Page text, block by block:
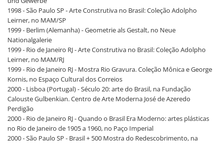
1998 - São Paulo SP - Arte Construtiva no Brasil: Coleção Adolpho
Leirner, no MAM/SP
1999 - Berlim (Alemanha) - Geometrie als Gestalt, no Neue
Nationalgalerie
1999 - Rio de Janeiro RJ - Arte Construtiva no Brasil: Coleção Adolpho
Leirner, no MAM/RJ
1999 - Rio de Janeiro RJ - Mostra Rio Gravura. Coleção Mônica e George
Kornis, no Espaço Cultural dos Correios
2000 - Lisboa (Portugal) - Século 20: arte do Brasil, na Fundação
Calouste Gulbenkian. Centro de Arte Moderna José de Azeredo
Perdigão
2000 - Rio de Janeiro RJ - Quando o Brasil Era Moderno: artes plásticas
no Rio de Janeiro de 1905 a 1960, no Paço Imperial
2000 - São Paulo SP - Brasil + 500 Mostra do Redescobrimento, na